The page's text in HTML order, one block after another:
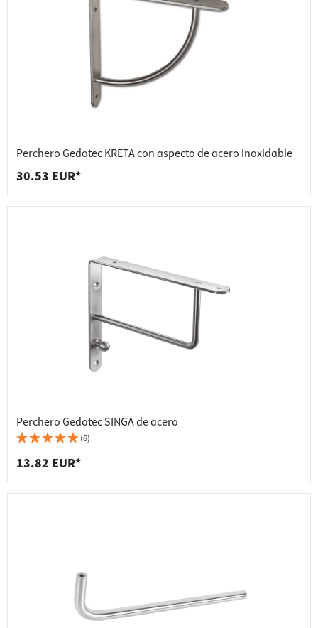
Perchero Gedotec KRETA con aspecto de acero inoxidable
30.53 EUR*
Perchero Gedotec SINGA de acero
(6)
13.82 EUR*